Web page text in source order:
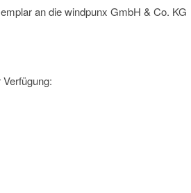
an die windpunx GmbH & Co. KG